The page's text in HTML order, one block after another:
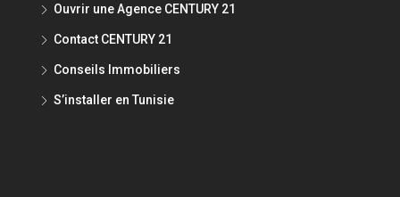
Ouvrir une Agence CENTURY 21
Contact CENTURY 21
Conseils Immobiliers
S’installer en Tunisie